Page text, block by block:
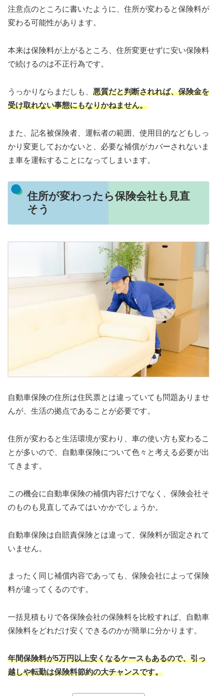
注意点のところに書いたように、住所が変わると保険料が
変わる可能性があります。
本来は保険料が上がるところ、住所変更せずに安い保険料
で続けるのは不正行為です。
うっかりならまだしも、 悪質だと判断されれば、保険金を
受け取れない事態にもなりかねません。
また、記名被保険者、運転者の範囲、使用目的などもしっ
かり変更しておかないと、必要な補償がカバーされないま
ま車を運転することになってしまいます。
住所が変わったら保険会社も見直
そう
自動車保険の住所は住民票とは違っていても問題ありませ
んが、生活の拠点であることが必要です。
住所が変わると生活環境が変わり、車の使い方も変わるこ
とが多いので、自動車保険について色々と考える必要が出
てきます。
この機会に自動車保険の補償内容だけでなく、保険会社そ
のものも見直してみてはいかかでしょうか。
自動車保険は自賠責保険とは違って、保険料が固定されて
いません。
まったく同じ補償内容であっても、保険会社によって保険
料が違ってくるのです。
一括見積もりで各保険会社の保険料を比較すれば、自動車
保険料をどれだけ安くできるのかが簡単に分かります。
年間保険料が5万円以上安くなるケースもあるので、引っ
越しや転勤は保険料節約の大チャンスです。